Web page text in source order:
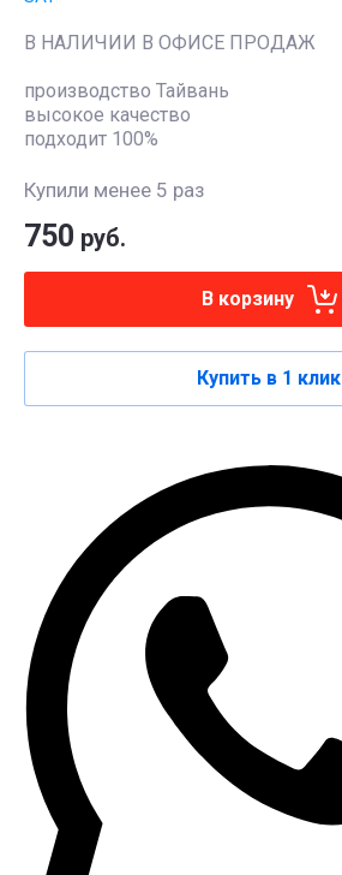
В НАЛИЧИИ В ОФИСЕ ПРОДАЖ
производство Тайвань
высокое качество
подходит 100%
Купили менее 5 раз
750 руб.
В корзину
Купить в 1 клик